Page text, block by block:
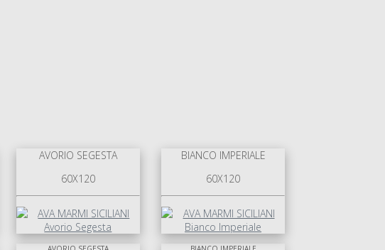
AVORIO SEGESTA
60X120
BIANCO IMPERIALE
60X120